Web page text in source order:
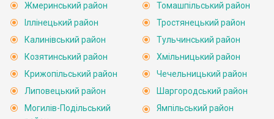
Жмеринський район
Іллінецький район
Калинівський район
Козятинський район
Крижопільський район
Липовецький район
Могилів-Подільський
Томашпільський район
Тростянецький район
Тульчинський район
Хмільницький район
Чечельницький район
Шаргородський район
Ямпільський район